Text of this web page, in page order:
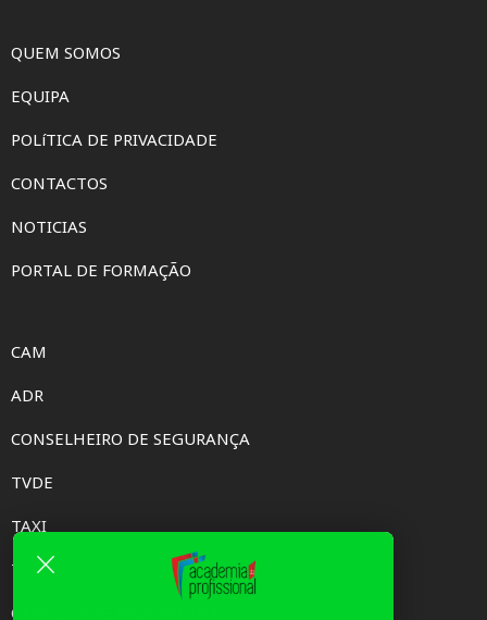
QUEM SOMOS
EQUIPA
POLíTICA DE PRIVACIDADE
CONTACTOS
NOTICIAS
PORTAL DE FORMAÇÃO
CAM
ADR
CONSELHEIRO DE SEGURANÇA
TVDE
TAXI
TCC
CAPACIDADE PROFISSIONAL